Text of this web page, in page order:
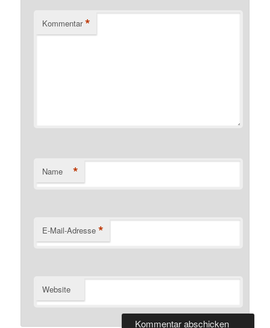
Kommentar *
Name *
E-Mail-Adresse *
Website